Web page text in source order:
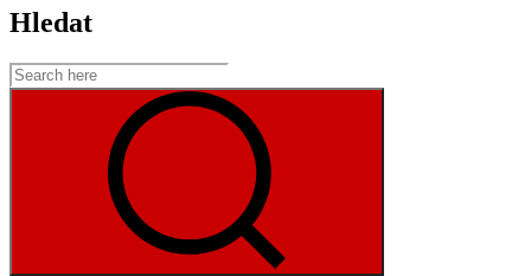
Hledat
Search
for: